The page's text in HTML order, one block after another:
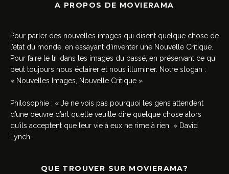
A PROPOS DE MOVIERAMA
Pour parler des nouvelles images qui disent quelque chose de
l’état du monde, en essayant d’inventer une Nouvelle Critique.
Pour faire le tri dans les images du passé, en préservant ce qui
peut toujours nous éclairer et nous illuminer. Notre slogan :
« Nouvelles Images, Nouvelle Critique »
Philosophie : « Je ne vois pas pourquoi les gens attendent
d’une oeuvre d’art qu’elle veuille dire quelque chose alors
qu’ils acceptent que leur vie à eux ne rime à rien » David
Lynch
QUE TROUVER SUR MOVIERAMA?